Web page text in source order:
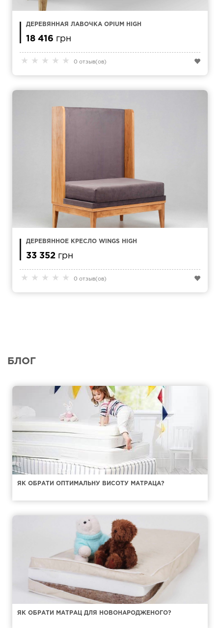
★ ★ ★ ★ ★ 0 отзыв(ов)
ДЕРЕВЯННАЯ ЛАВОЧКА OPIUM HIGH
18 416 грн
★ ★ ★ ★ ★ 0 отзыв(ов)
ДЕРЕВЯННОЕ КРЕСЛО WINGS HIGH
33 352 грн
БЛОГ
ЯК ОБРАТИ ОПТИМАЛЬНУ ВИСОТУ МАТРАЦА?
ЯК ОБРАТИ МАТРАЦ ДЛЯ НОВОНАРОДЖЕНОГО?